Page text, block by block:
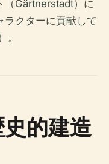
（Gärtnerstadt）に
クターに貢献して
。
的建造